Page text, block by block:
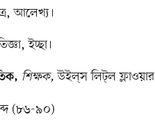
আলেখ্য।
ইচ্ছা।
শিক্ষক,উইল্​স লিট্​ল
(৮৬-৯০)